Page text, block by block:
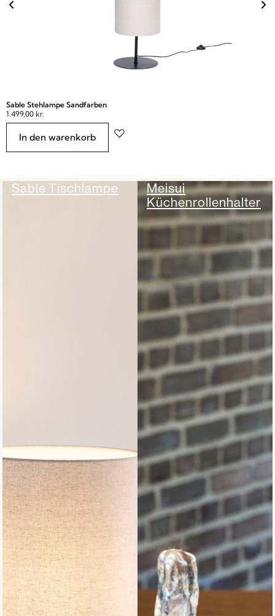
Sable Stehlampe Sandfarben
1.499,00 kr.
In den warenkorb
Sable Tischlampe
Meisui
Küchenrollenhalter